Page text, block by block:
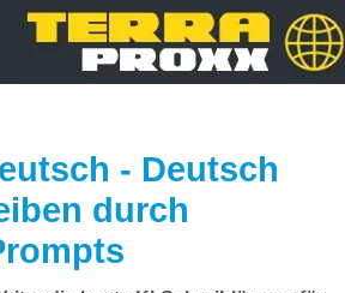
- Deutsch
durch